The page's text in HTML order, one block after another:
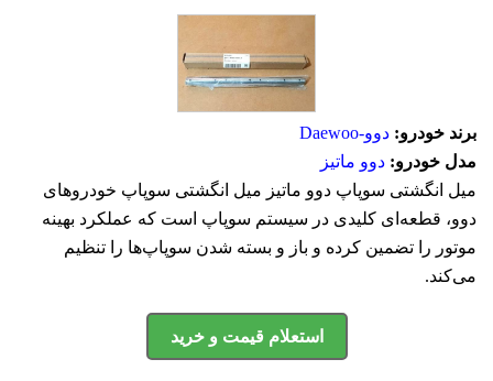
برند خودرو: دوو-Daewoo
مدل خودرو: دوو ماتیز
میل انگشتی سوپاپ دوو ماتیز میل انگشتی سوپاپ خودروهای
دوو، قطعه‌ای کلیدی در سیستم سوپاپ است که عملکرد بهینه
موتور را تضمین کرده و باز و بسته شدن سوپاپ‌ها را تنظیم
می‌کند.
استعلام قیمت و خرید